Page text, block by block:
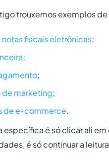
trouxemos exemplos
notas fiscais eletrônicas;
;
;
marketing;
de e-commerce.
específica é só clicar ali
é só continuar a